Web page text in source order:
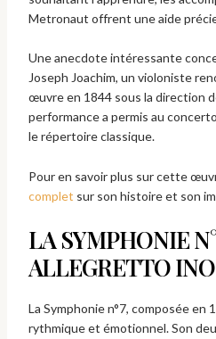
Metronaut offrent une aide
Une anecdote intéressante
Joseph Joachim, un violoniste
œuvre en 1844 sous la direction
performance a permis au
le répertoire classique.
Pour en savoir plus sur cette
complet sur son histoire et son
LA SYMPHONIE
ALLEGRETTO
La Symphonie n°7, composée en
rythmique et émotionnel. Son